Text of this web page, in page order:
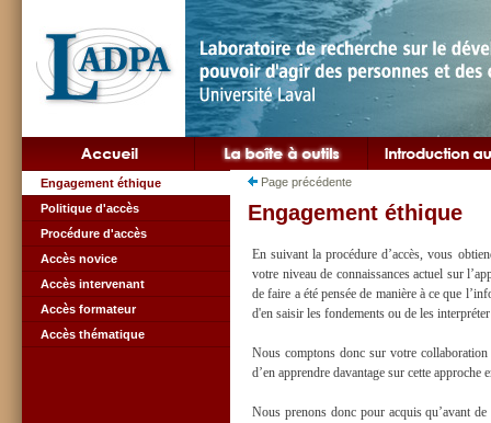
Engagement éthique
Politique d'accès
Procédure d'accès
Accès novice
Accès intervenant
Accès formateur
Accès thématique
Page précédente
Engagement éthique
En suivant la procédure d’accès, vous
votre niveau de connaissances actuel sur
de faire a été pensée de manière à ce que
d'en saisir les fondements ou de les
Nous comptons donc sur votre
d’en apprendre davantage sur cette
Nous prenons donc pour acquis qu’avant